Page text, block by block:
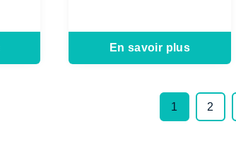
En savoir plus
1 2